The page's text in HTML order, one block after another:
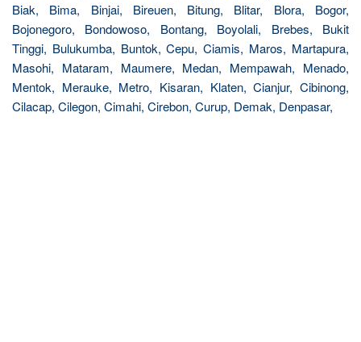
Biak, Bima, Binjai, Bireuen, Bitung, Blitar, Blora, Bogor,
Bojonegoro, Bondowoso, Bontang, Boyolali, Brebes, Bukit
Tinggi, Bulukumba, Buntok, Cepu, Ciamis, Maros, Martapura,
Masohi, Mataram, Maumere, Medan, Mempawah, Menado,
Mentok, Merauke, Metro, Kisaran, Klaten, Cianjur, Cibinong,
Cilacap, Cilegon, Cimahi, Cirebon, Curup, Demak, Denpasar,